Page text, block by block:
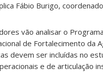
Fábio Burigo,
vão analisar o
de Fortalecimento da
devem ser incluídas no
e de articulação